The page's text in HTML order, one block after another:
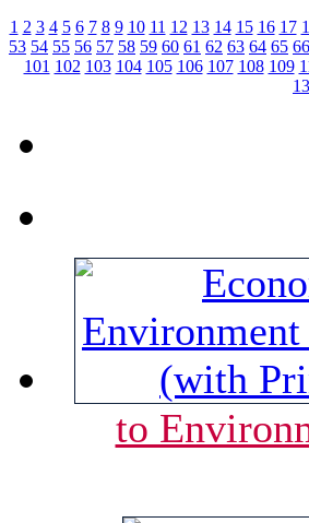
1 2 3 4 5 6 7 8 9 10 11 12 13 14 15 16 17
53 54 55 56 57 58 59 60 61 62 63 64 65 66
101 102 103 104 105 106 107 108 109
to